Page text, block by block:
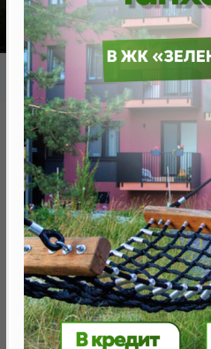
Главная База новостроек
12.8 "Париж", квартал "Западная
12.8 "Париж",
"Западная
нет в продаже
Минск, Октябрьский, ул.
метро «Ковальская
Объект